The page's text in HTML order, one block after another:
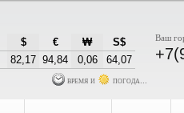
$ € ₩
S$
82,17 94,84 0,06 64,07
время и погода...
Ваш